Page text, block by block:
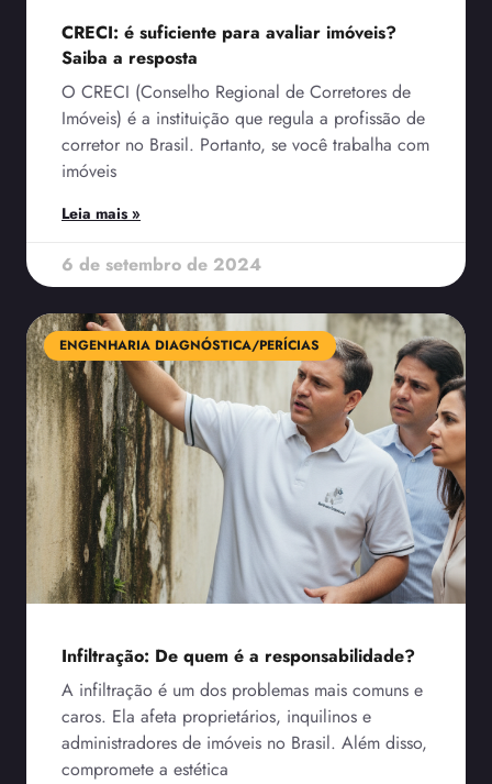
CRECI: é suficiente para avaliar imóveis?
Saiba a resposta
O CRECI (Conselho Regional de Corretores de
Imóveis) é a instituição que regula a profissão de
corretor no Brasil. Portanto, se você trabalha com
imóveis
Leia mais »
6 de setembro de 2024
ENGENHARIA DIAGNÓSTICA/PERÍCIAS
Infiltração: De quem é a responsabilidade?
A infiltração é um dos problemas mais comuns e
caros. Ela afeta proprietários, inquilinos e
administradores de imóveis no Brasil. Além disso,
compromete a estética